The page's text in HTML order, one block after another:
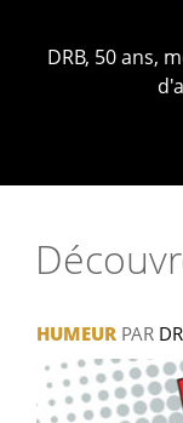
DRB, 50 ans,
HUMEUR PAR